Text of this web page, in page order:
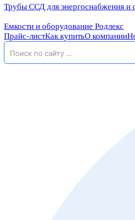
Трубы ССД для энергоснабжения и
Емкости и оборудование Родлекс
Прайс-листКак купитьО компании